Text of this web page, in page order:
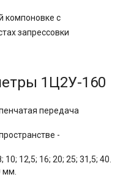
компоновке с
запрессовки
1Ц2У-160
передача
-
10; 12,5; 16; 20; 25; 31,5; 40.
мм.